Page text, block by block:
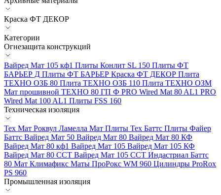
Краска ФТ ДЕКОР
Категории
Огнезащита конструкций
Вайред Мат 105 кф1 Плиты Конлит SL 150 Плиты ФТ
БАРЬЕР Д Плиты ФТ БАРЬЕР Краска ФТ ДЕКОР Плита
ТЕХНО ОЗБ 80 Плита ТЕХНО ОЗБ 110 Плита ТЕХНО ОЗМ
Мат прошивной ТЕХНО 80 ГП Ф PRO Wired Mat 80 AL1 PRO
Wired Mat 100 AL1 Плиты FSS 160
Техническая изоляция
Тех Мат Роквул Ламелла Мат Плиты Тех Баттс Плиты Файер
Баттс Вайред Мат 50 Вайред Мат 80 Вайред Мат 80 КФ
Вайред Мат 80 кф1 Вайред Мат 105 Вайред Мат 105 КФ
Вайред Мат 80 ССТ Вайред Мат 105 ССТ Индастриал Баттс
80 Мат Климафикс Маты ПроРокс WM 960 Цилиндры ProRox
PS 960
Промышленная изоляция